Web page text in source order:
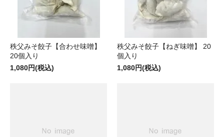
秩父みそ餃子【合わせ味噌】
20個入り
1,080円(税込)
秩父みそ餃子【ねぎ味噌】 20
個入り
1,080円(税込)